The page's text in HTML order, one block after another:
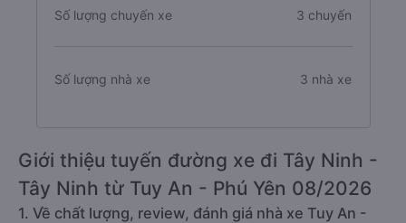
Số lượng chuyến xe 3 chuyến
Số lượng nhà xe 3 nhà xe
Giới thiệu tuyến đường xe đi Tây Ninh -
Tây Ninh từ Tuy An - Phú Yên 08/2026
1. Về chất lượng, review, đánh giá nhà xe Tuy An -